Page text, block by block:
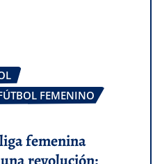
FEMENINO
femenina